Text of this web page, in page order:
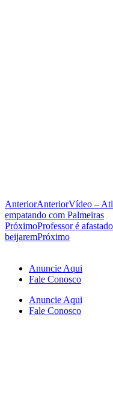
AnteriorAnteriorVídeo –
empatando com Palmeiras
PróximoProfessor é
beijaremPróximo
Anuncie Aqui
Fale Conosco
Anuncie Aqui
Fale Conosco